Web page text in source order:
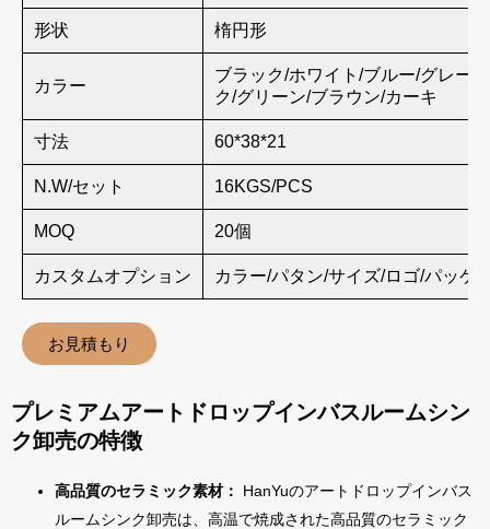
形状 楕円形
カラー
ブラック/ホワイト/ブルー/グレー/
ク/グリーン/ブラウン/カーキ
寸法 60*38*21
N.W/セット 16KGS/PCS
MOQ 20個
カスタムオプション カラー/パタン/サイズ/ロゴ/パッケ
お見積もり
プレミアムアートドロップインバスルームシン
ク卸売の特徴
高品質のセラミック素材：
HanYuのアートドロップインバス
ルームシンク卸売は、高温で焼成された高品質のセラミック